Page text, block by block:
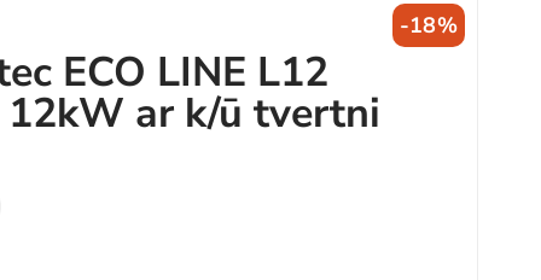
-18%
ECO LINE L12
ar k/ū tvertni